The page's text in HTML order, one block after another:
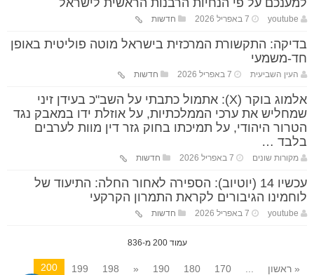
youtube 7 באפריל 2026 חדשות
בדיקה: התקשורת המרכזית בישראל מוטה פוליטית באופן
חד-משמעי
העין השביעית 7 באפריל 2026 חדשות
אלמוג בוקר (X): אתמול כתבתי על השב"כ בעידן זיני
שמחליש את ערכי הממלכתיות, על אוזלת ידו במאבק נגד
הטרור היהודי, על תמיכתו בחוק גזר דין מוות לערבים
בלבד …
מקורות שונים 7 באפריל 2026 חדשות
עכשיו 14 (יוטיוב): הספירה לאחור החלה: התיעוד של
לוחמינו הגיבורים לקראת התמרון הקרקעי
youtube 7 באפריל 2026 חדשות
עמוד 200 מ-836
« ראשון 170
180
190
«
198
199
200